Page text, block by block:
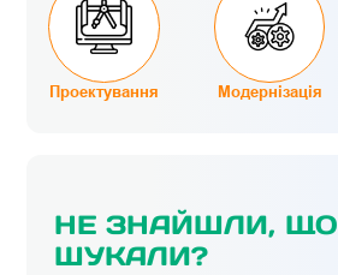
Проектування Модернізація
НЕ ЗНАЙШЛИ, ЩО
ШУКАЛИ?